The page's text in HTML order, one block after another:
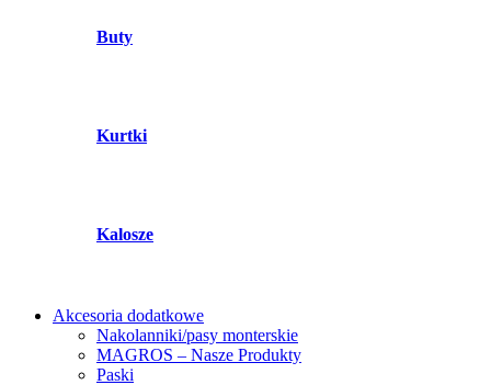
Buty
Kurtki
Kalosze
Akcesoria dodatkowe
Nakolanniki/pasy monterskie
MAGROS – Nasze Produkty
Paski